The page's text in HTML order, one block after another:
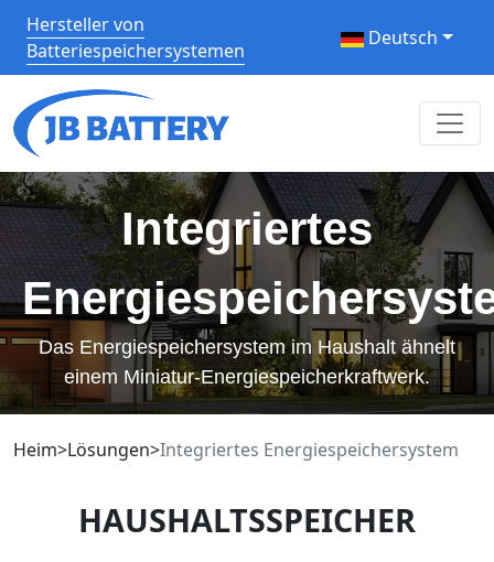
Hersteller von
Batteriespeichersystemen
Deutsch
Integriertes
Das Energiespeichersystem im Haushalt ähnelt
einem Miniatur-Energiespeicherkraftwerk.
Heim>Lösungen>Integriertes Energiespeichersystem
HAUSHALTSSPEICHER